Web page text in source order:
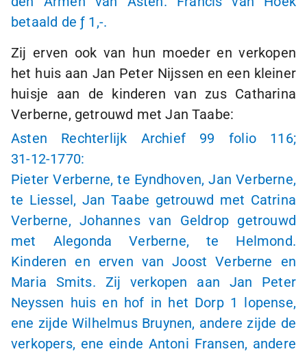
betaald deƒ 1,-.
Zij erven ook van hun moeder en verkopen
het huis aan Jan Peter Nijssen en een kleiner
huisje aan de kinderen van zus Catharina
Verberne, getrouwd met Jan Taabe:
Asten Rechterlijk Archief 99 folio 116;
31-12-1770:
Pieter Verberne, te Eyndhoven, Jan Verberne,
te Liessel, Jan Taabe getrouwd met Catrina
Verberne, Johannes van Geldrop getrouwd
met Alegonda Verberne, te Helmond.
Kinderen en erven van Joost Verberne en
Maria Smits. Zij verkopen aan Jan Peter
Neyssen huis en hof in het Dorp 1 lopense,
ene zijde Wilhelmus Bruynen, andere zijde de
verkopers, ene einde Antoni Fransen, andere